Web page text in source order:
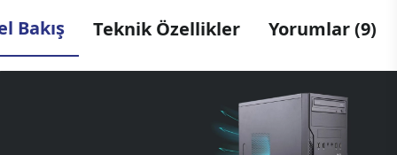
Bakış Teknik Özellikler Yorumlar (9)